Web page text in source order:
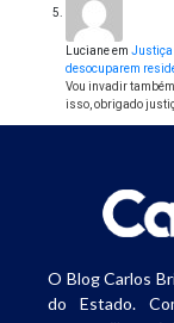
Lucianeem Justiça
desocuparem
Vou invadir
isso, obrigado
O Blog Carlos
do Estado.